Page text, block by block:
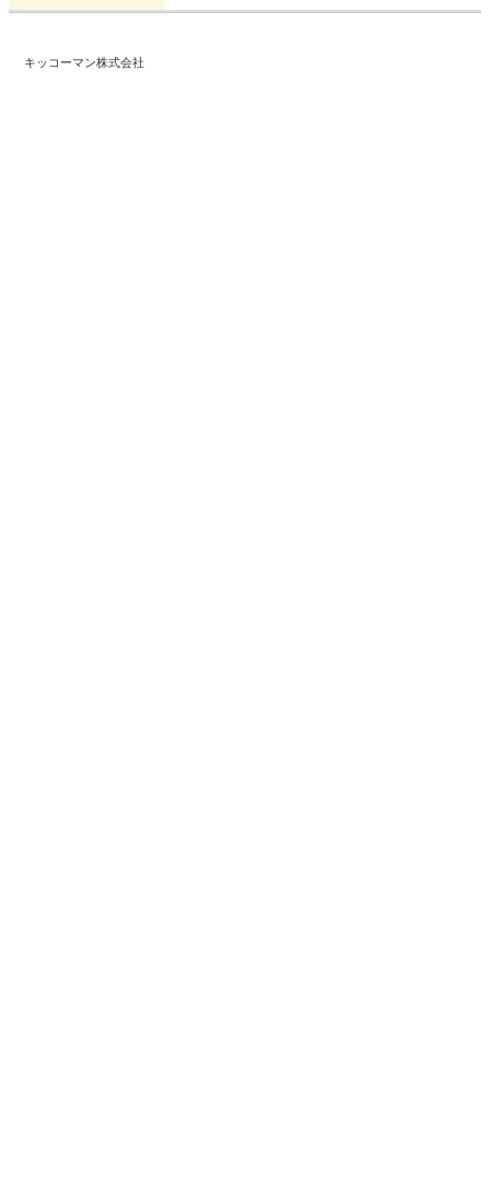
キッコーマン株式会社